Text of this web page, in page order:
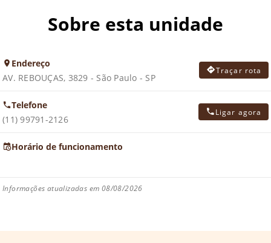
Sobre esta unidade
Endereço
AV. REBOUÇAS, 3829 - São Paulo - SP
Traçar rota
Telefone
(11) 99791-2126
Ligar agora
Horário de funcionamento
Informações atualizadas em 08/08/2026